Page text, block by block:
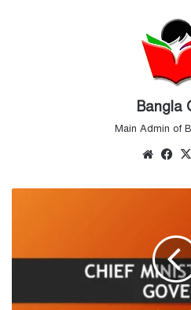
Bangla
Main Admin of
রাজ্যের